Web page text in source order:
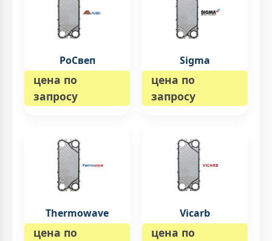
РоСвеп
цена по
запросу
Sigma
цена по
запросу
Thermowave
цена по
Vicarb
цена по